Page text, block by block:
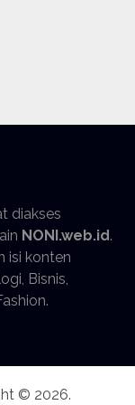
diakses
NONI.web.id.
isi konten
Bisnis,
© 2026.